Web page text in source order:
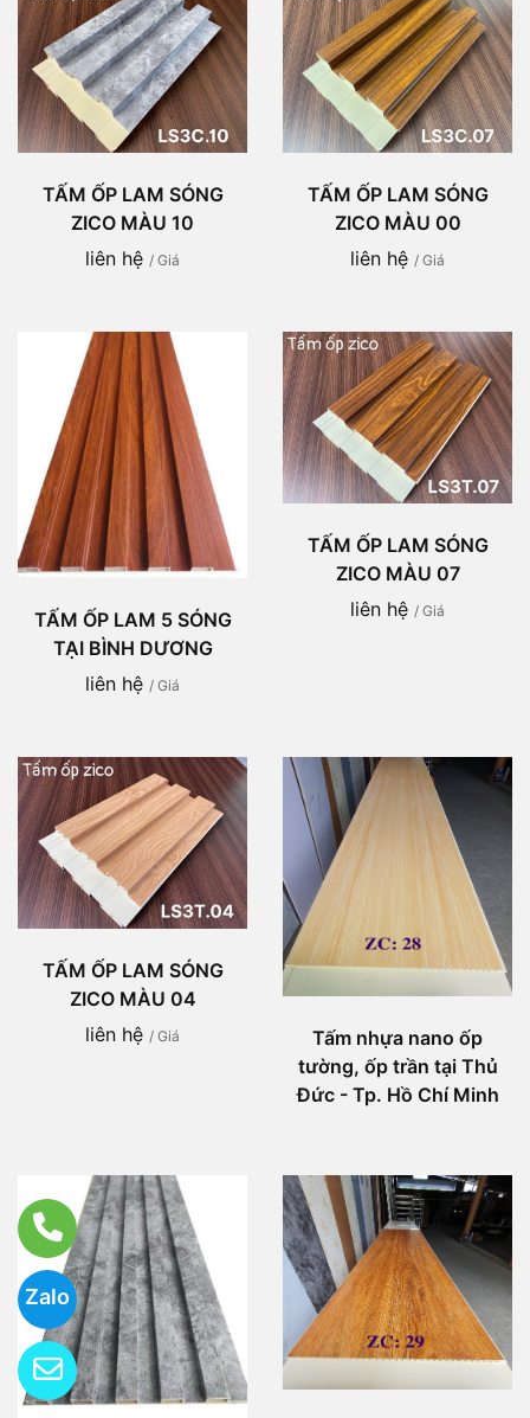
Zalo
TẤM ỐP LAM SÓNG
ZICO MÀU 10
liên hệ / Giá
TẤM ỐP LAM SÓNG
ZICO MÀU 00
liên hệ / Giá
TẤM ỐP LAM 5 SÓNG
TẠI BÌNH DƯƠNG
liên hệ / Giá
TẤM ỐP LAM SÓNG
ZICO MÀU 07
liên hệ / Giá
TẤM ỐP LAM SÓNG
ZICO MÀU 04
liên hệ / Giá
Tấm nhựa nano ốp
tường, ốp trần tại Thủ
Đức - Tp. Hồ Chí Minh